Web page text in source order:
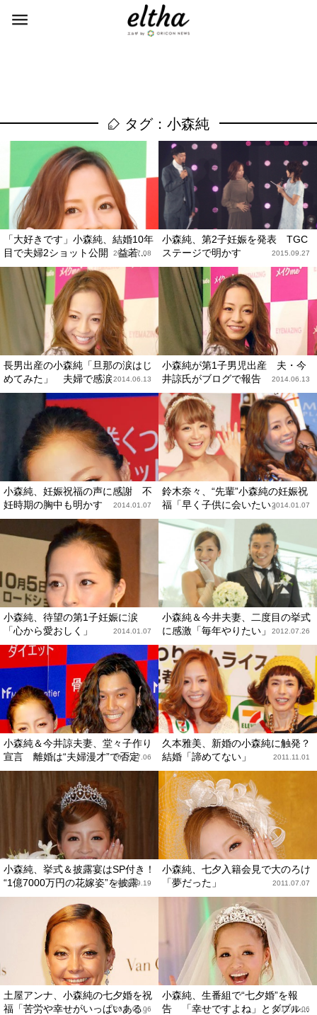
タグ：小森純
「大好きです」小森純、結婚10年
目で夫婦2ショット公開 益若...
2020.07.08
小森純、第2子妊娠を発表 TGC
ステージで明かす
2015.09.27
長男出産の小森純「旦那の涙はじ
めてみた」 夫婦で感涙2014.06.13
小森純が第1子男児出産 夫・今
井諒氏がブログで報告
2014.06.13
小森純、妊娠祝福の声に感謝 不
妊時期の胸中も明かす
2014.01.07
鈴木奈々、“先輩”小森純の妊娠祝
福「早く子供に会いたい」2014.01.07
小森純、待望の第1子妊娠に涙
「心から愛おしく」
2014.01.07
小森純＆今井夫妻、二度目の挙式
に感激「毎年やりたい」
2012.07.26
小森純＆今井諒夫妻、堂々子作り
宣言 離婚は“夫婦漫才”で否定
2012.07.06
久本雅美、新婚の小森純に触発？
結婚「諦めてない」
2011.11.01
小森純、挙式＆披露宴はSP付き！
“1億7000万円の花嫁姿”を披露
2011.09.19
小森純、七夕入籍会見で大のろけ
「夢だった」
2011.07.07
土屋アンナ、小森純の七夕婚を祝
福「苦労や幸せがいっぱいある」
2011.07.06
小森純、生番組で“七夕婚”を報
告 「幸せですよね」とダブル...
2011.07.06